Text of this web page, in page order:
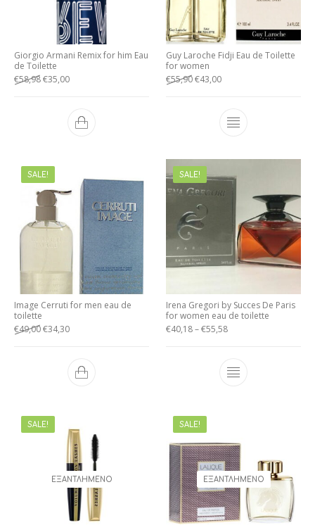
Giorgio Armani Remix for him Eau
de Toilette
€58,98€35,00
Guy Laroche Fidji Eau de Toilette
for women
€55,90€43,00
SALE!
Image Cerruti for men eau de
toilette
€49,00€34,30
SALE!
Irena Gregori by Succes De Paris
for women eau de toilette
€40,18–€55,58
SALE!
ΕΞΑΝΤΛΗΜΈΝΟ
SALE!
ΕΞΑΝΤΛΗΜΈΝΟ